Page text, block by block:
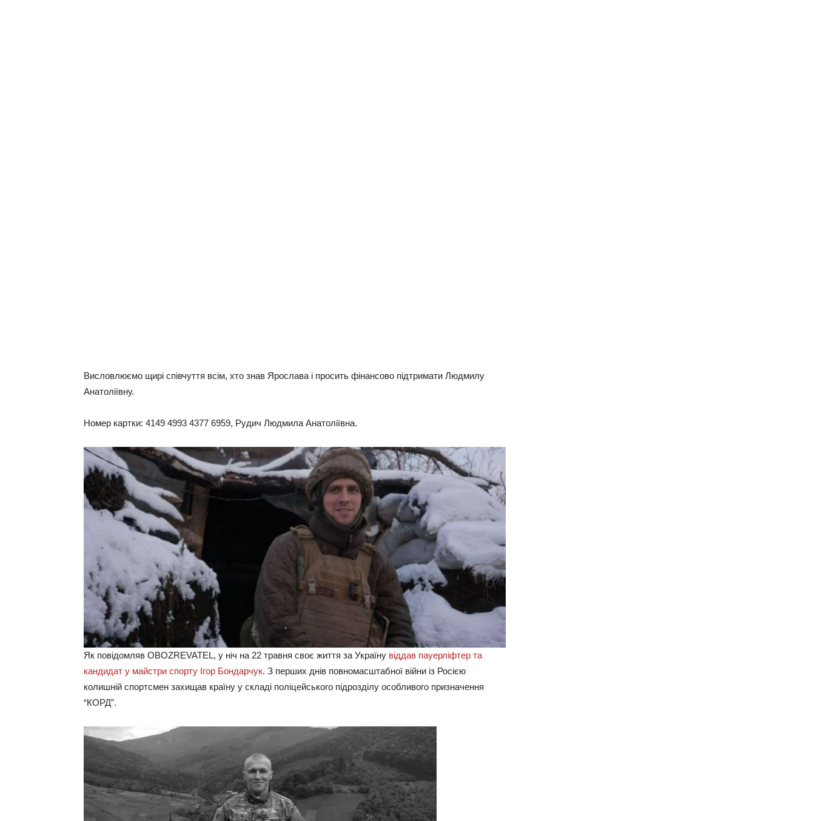
Висловлюємо щирі співчуття всім, хто знав Ярослава і просить фінансово підтримати Людмилу
Анатоліївну.
Номер картки: 4149 4993 4377 6959, Рудич Людмила Анатоліївна.
Як повідомляв OBOZREVATEL, у ніч на 22 травня своє життя за Україну віддав пауерліфтер та
кандидат у майстри спорту Ігор Бондарчук. З перших днів повномасштабної війни із Росією
колишній спортсмен захищав країну у складі поліцейського підрозділу особливого призначення
“КОРД”.